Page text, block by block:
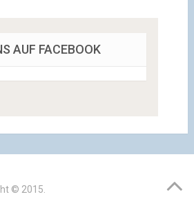
AUF FACEBOOK
© 2015.